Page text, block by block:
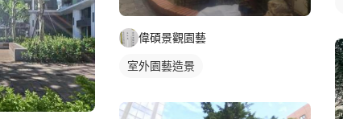
偉碩景觀園藝
室外園藝造景